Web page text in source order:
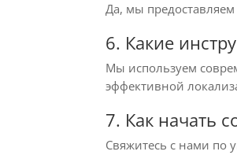
Да, мы
6. Какие
Мы используем
эффективной
7. Как начать
Свяжитесь с нами по